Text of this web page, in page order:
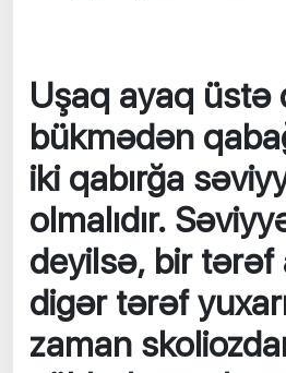
Uşaq ayaq üstə
bükmədən
iki qabırğa
olmalıdır.
deyilsə, bir tərəf
digər tərəf
zaman